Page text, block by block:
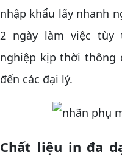
nhập khẩu lấy nhanh
2 ngày làm việc tùy
nghiệp kịp thời thông
đến các đại lý.
Chất liệu in đa